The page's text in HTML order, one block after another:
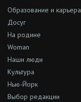
Образование и карьера
Досуг
На родине
Woman
Наши люди
Культура
Нью-Йорк
Выбор редакции